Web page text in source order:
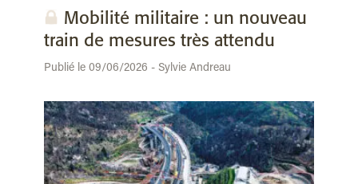
Mobilité militaire : un nouveau
train de mesures très attendu
Publié le 09/06/2026 - Sylvie Andreau